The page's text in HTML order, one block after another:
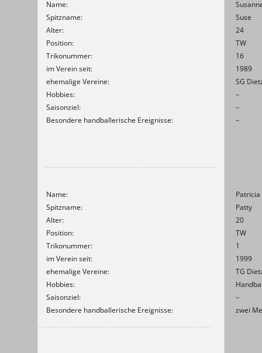
Name:
Spitzname:
Suse
Alter:
24
Position:
TW
Trikonummer:
16
im Verein seit:
1989
ehemalige Vereine:
SG
Hobbies:
–
Saisonziel:
–
Besondere handballerische Ereignisse:
–
Name:
Spitzname:
Patty
Alter:
20
Position:
TW
Trikonummer:
1
im Verein seit:
1999
ehemalige Vereine:
TG
Hobbies:
Saisonziel:
–
Besondere handballerische Ereignisse:
zwei